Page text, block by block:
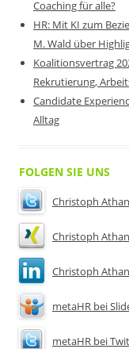
Coaching für alle?
HR: Mit KI zum
M. Wald über
Koalitionsvertrag
Rekrutierung,
Candidate
Alltag
FOLGEN SIE UNS
Christoph
Christoph
Christoph
metaHR bei
metaHR bei